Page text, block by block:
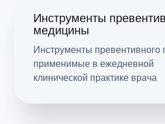
Инструменты
медицины
Инструменты превентивного
применимые в ежедневной
клинической практике врача